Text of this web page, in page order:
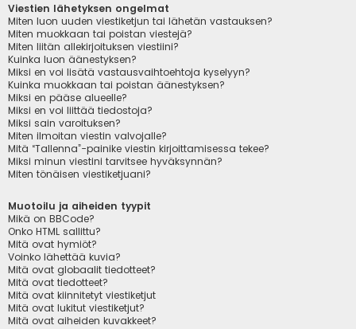
Viestien lähetyksen ongelmat
Miten luon uuden viestiketjun tai lähetän vastauksen?
Miten muokkaan tai poistan viestejä?
Miten liitän allekirjoituksen viestiini?
Kuinka luon äänestyksen?
Miksi en voi lisätä vastausvaihtoehtoja kyselyyn?
Kuinka muokkaan tai poistan äänestyksen?
Miksi en pääse alueelle?
Miksi en voi liittää tiedostoja?
Miksi sain varoituksen?
Miten ilmoitan viestin valvojalle?
Mitä “Tallenna”-painike viestin kirjoittamisessa tekee?
Miksi minun viestini tarvitsee hyväksynnän?
Miten tönäisen viestiketjuani?
Muotoilu ja aiheiden tyypit
Mikä on BBCode?
Onko HTML sallittu?
Mitä ovat hymiöt?
Voinko lähettää kuvia?
Mitä ovat globaalit tiedotteet?
Mitä ovat tiedotteet?
Mitä ovat kiinnitetyt viestiketjut
Mitä ovat lukitut viestiketjut?
Mitä ovat aiheiden kuvakkeet?